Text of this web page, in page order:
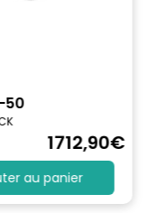
50
1712,90€
au panier